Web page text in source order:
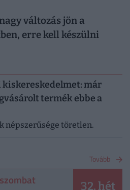
változás jön a
erre kell készülni
kiskereskedelmet: már
termék ebbe a
népszerűsége töretlen.
Tovább
32. hét